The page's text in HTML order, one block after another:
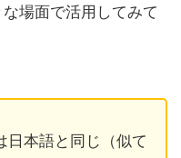
場面で活用してみて
日本語と同じ（似て